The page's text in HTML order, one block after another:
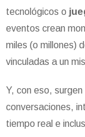
tecnológicos o
eventos crean
miles (o millones)
vinculadas a un
Y, con eso,
conversaciones,
tiempo real e